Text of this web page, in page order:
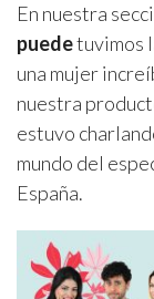
En nuestra
puedetuvimos
una mujer
nuestra
estuvo
mundo del
España.